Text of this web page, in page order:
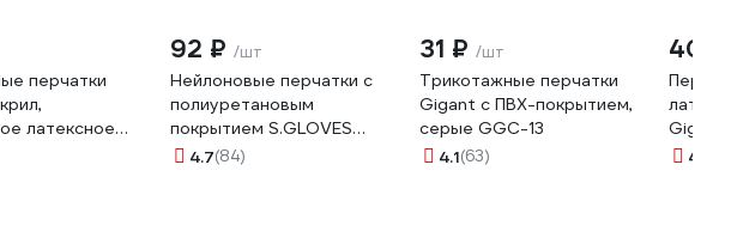
перчатки
латексное
в и/у, 10(XL),
92 ₽ /шт
Нейлоновые перчатки с
полиуретановым
покрытием S.GLOVES
TAXO черные, 09 размер
4.7(84)
31 ₽ /шт
Трикотажные перчатки
Gigant с ПВХ-покрытием,
серые GGC-13
4.1(63)
40
Gigant
4